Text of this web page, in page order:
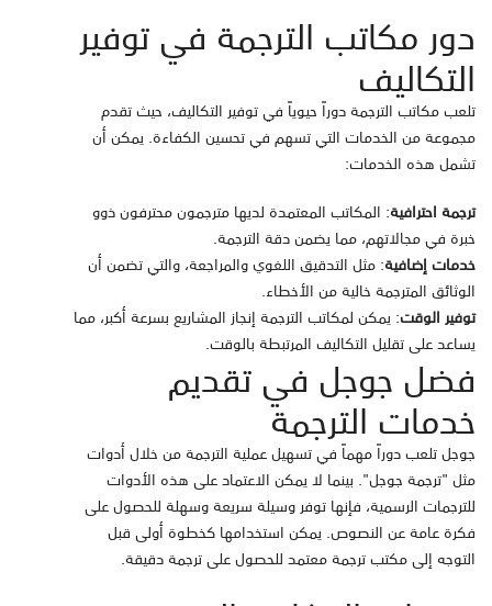
دور مكاتب الترجمة في توفير
التكاليف
تلعب مكاتب الترجمة دوراً حيوياً في توفير التكاليف، حيث تقدم
مجموعة من الخدمات التي تسهم في تحسين الكفاءة. يمكن أن
تشمل هذه الخدمات:
ترجمة احترافية: المكاتب المعتمدة لديها مترجمون محترفون ذوو
خبرة في مجالاتهم، مما يضمن دقة الترجمة.
خدمات إضافية: مثل التدقيق اللغوي والمراجعة، والتي تضمن أن
الوثائق المترجمة خالية من الأخطاء.
توفير الوقت: يمكن لمكاتب الترجمة إنجاز المشاريع بسرعة أكبر، مما
يساعد على تقليل التكاليف المرتبطة بالوقت.
فضل جوجل في تقديم
خدمات الترجمة
جوجل تلعب دوراً مهماً في تسهيل عملية الترجمة من خلال أدوات
مثل "ترجمة جوجل". بينما لا يمكن الاعتماد على هذه الأدوات
للترجمات الرسمية، فإنها توفر وسيلة سريعة وسهلة للحصول على
فكرة عامة عن النصوص. يمكن استخدامها كخطوة أولى قبل
التوجه إلى مكتب ترجمة معتمد للحصول على ترجمة دقيقة.